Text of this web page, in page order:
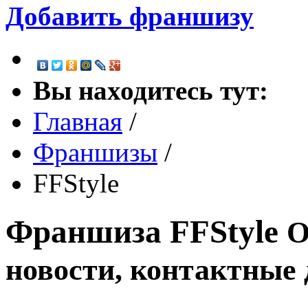
Добавить франшизу
Вы находитесь тут:
Главная /
Франшизы /
FFStyle
Франшиза FFStyle
новости,